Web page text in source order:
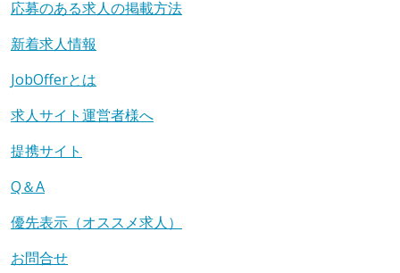
応募のある求人の掲載方法
新着求人情報
JobOfferとは
求人サイト運営者様へ
提携サイト
Q＆A
優先表示（オススメ求人）
お問合せ